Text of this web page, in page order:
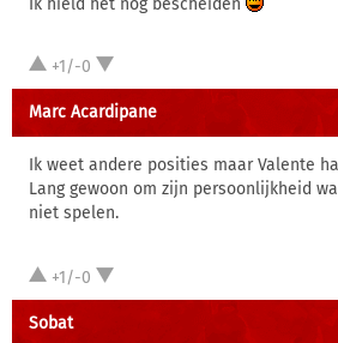
Ik hield het nog bescheiden
+1/-0
Marc Acardipane
Ik weet andere posities maar Valente
Lang gewoon om zijn persoonlijkheid
niet spelen.
+1/-0
Sobat